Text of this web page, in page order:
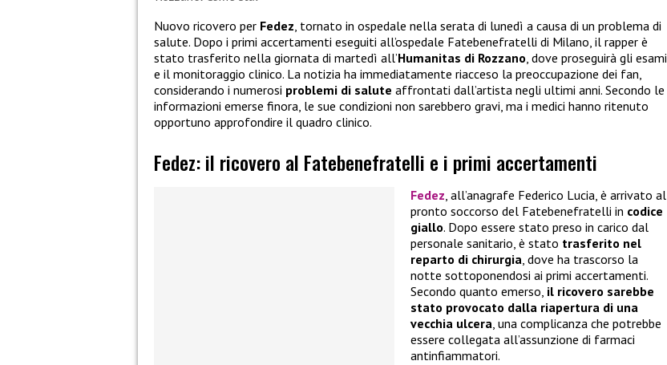
Nuovo ricovero per Fedez , tornato in ospedale nella serata di lunedì a causa di un problema di
salute. Dopo i primi accertamenti eseguiti all’ospedale Fatebenefratelli di Milano, il rapper è
stato trasferito nella giornata di martedì all’Humanitas di Rozzano , dove proseguirà gli esami
e il monitoraggio clinico. La notizia ha immediatamente riacceso la preoccupazione dei fan,
considerando i numerosi problemi di salute affrontati dall’artista negli ultimi anni. Secondo le
informazioni emerse finora, le sue condizioni non sarebbero gravi, ma i medici hanno ritenuto
opportuno approfondire il quadro clinico.
Fedez: il ricovero al Fatebenefratelli e i primi accertamenti
Fedez, all’anagrafe Federico Lucia, è arrivato al
pronto soccorso del Fatebenefratelli in codice
giallo. Dopo essere stato preso in carico dal
personale sanitario, è stato trasferito nel
reparto di chirurgia, dove ha trascorso la
notte sottoponendosi ai primi accertamenti.
Secondo quanto emerso, il ricovero sarebbe
stato provocato dalla riapertura di una
vecchia ulcera, una complicanza che potrebbe
essere collegata all’assunzione di farmaci
antinfiammatori.